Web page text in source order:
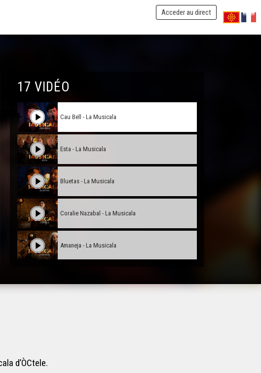
Acceder au direct
17 VIDÉOIGOR - La Musicala
Cau Bell - La Musicala
Esta - La Musicala
Bluetas - La Musicala
Coralie Nazabal - La Musicala
Amaneja - La Musicala
d’ÒCtele.